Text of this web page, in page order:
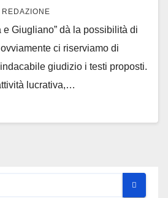
REDAZIONE
e Giugliano” dà la possibilità di
ci riserviamo di
giudizio i testi proposti.
lucrativa,…